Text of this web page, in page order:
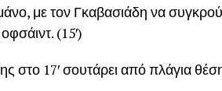
με τον Γκαβασιάδη να
(15′)
στο 17′ σουτάρει από πλάγια